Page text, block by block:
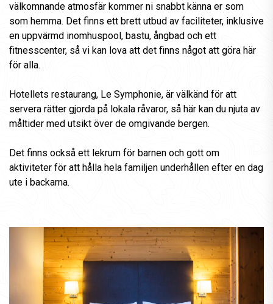
välkomnande atmosfär kommer ni snabbt känna er som
som hemma. Det finns ett brett utbud av faciliteter, inklusive
en uppvärmd inomhuspool, bastu, ångbad och ett
fitnesscenter, så vi kan lova att det finns något att göra här
för alla.
Hotellets restaurang, Le Symphonie, är välkänd för att
servera rätter gjorda på lokala råvaror, så här kan du njuta av
måltider med utsikt över de omgivande bergen.
Det finns också ett lekrum för barnen och gott om
aktiviteter för att hålla hela familjen underhållen efter en dag
ute i backarna.